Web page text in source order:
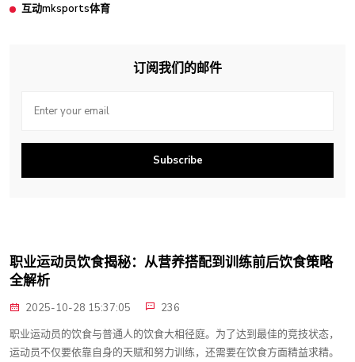
互动mksports体育
订阅我们的邮件
Subscribe
职业运动员饮食揭秘：从营养搭配到训练前后饮食策略
全解析
2025-10-28 15:37:05
236
职业运动员的饮食与普通人的饮食大相径庭。为了达到最佳的竞技状态，
运动员不仅要依靠自身的天赋和努力训练，还需要在饮食方面精益求精。